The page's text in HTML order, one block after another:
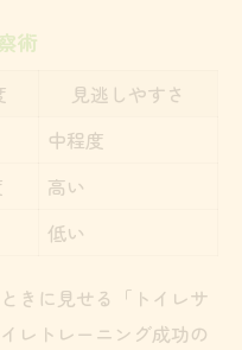
術
見逃しやすさ
中程度
高い
低い
きに見せる「トイレサ
レトレーニング成功の